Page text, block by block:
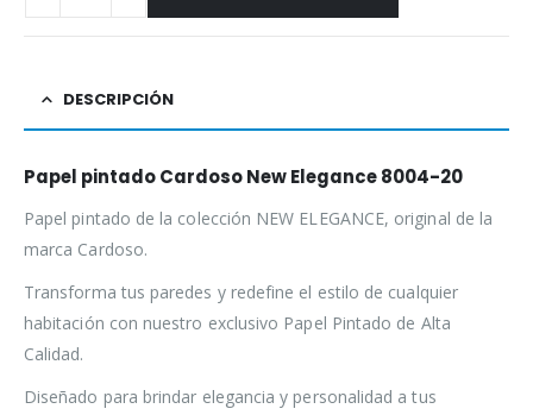
DESCRIPCIÓN
Papel pintado Cardoso New Elegance 8004-20
Papel pintado de la colección NEW ELEGANCE, original de la
marca Cardoso.
Transforma tus paredes y redefine el estilo de cualquier
habitación con nuestro exclusivo Papel Pintado de Alta
Calidad.
Diseñado para brindar elegancia y personalidad a tus